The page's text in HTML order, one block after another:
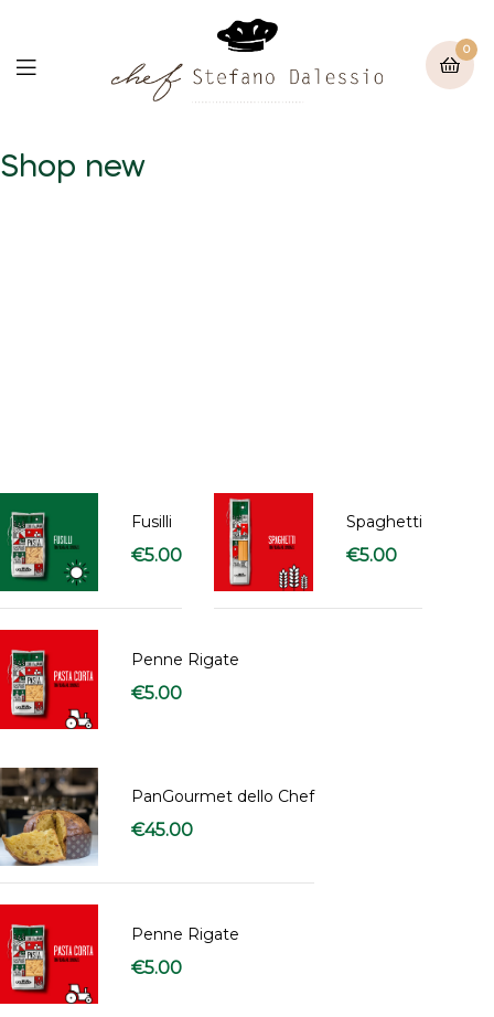
0
Shop new
Fusilli
€5.00
Spaghetti
€5.00
Penne Rigate
€5.00
PanGourmet dello Chef
€45.00
Penne Rigate
€5.00